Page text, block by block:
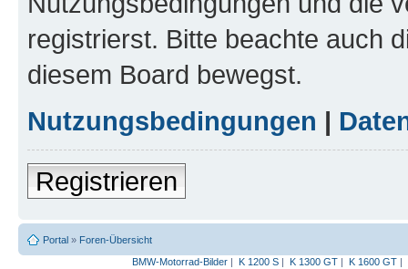
registrierst. Bitte beachte auch
diesem Board bewegst.
Nutzungsbedingungen |
Registrieren
Portal » Foren-Übersicht
BMW-Motorrad-Bilder| K 1200 S| K 1300 GT| K 1600 GT|